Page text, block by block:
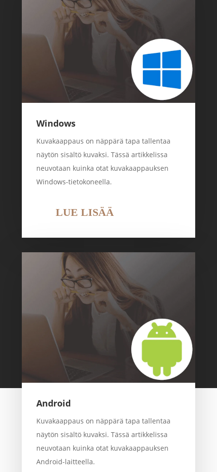
Windows
Kuvakaappaus on näppärä tapa tallentaa
näytön sisältö kuvaksi. Tässä artikkelissa
neuvotaan kuinka otat kuvakaappauksen
Windows-tietokoneella.
LUE LISÄÄ
Android
Kuvakaappaus on näppärä tapa tallentaa
näytön sisältö kuvaksi. Tässä artikkelissa
neuvotaan kuinka otat kuvakaappauksen
Android-laitteella.